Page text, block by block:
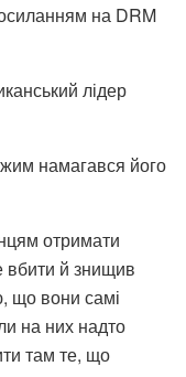
на DRM
лідер
намагався його
отримати
вбити й знищив
що вони самі
на них надто
там те, що